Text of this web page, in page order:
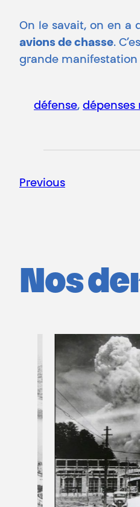
On le savait, on en a
avions de chasse.
grande manifestation
défense, dépenses
Previous
Nos